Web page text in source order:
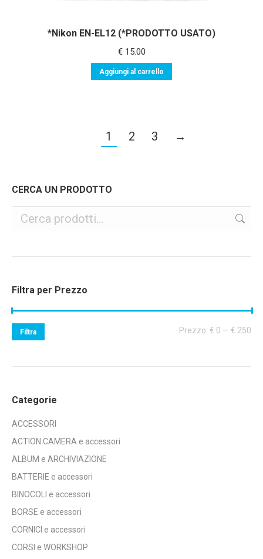
*Nikon EN-EL12 (*PRODOTTO USATO)
€15.00
Aggiungi al carrello
1 2 3 →
CERCA UN PRODOTTO
Filtra per Prezzo
Filtra Prezzo: € 0 — € 250
Categorie
ACCESSORI
ACTION CAMERA e accessori
ALBUM e ARCHIVIAZIONE
BATTERIE e accessori
BINOCOLI e accessori
BORSE e accessori
CORNICI e accessori
CORSI e WORKSHOP